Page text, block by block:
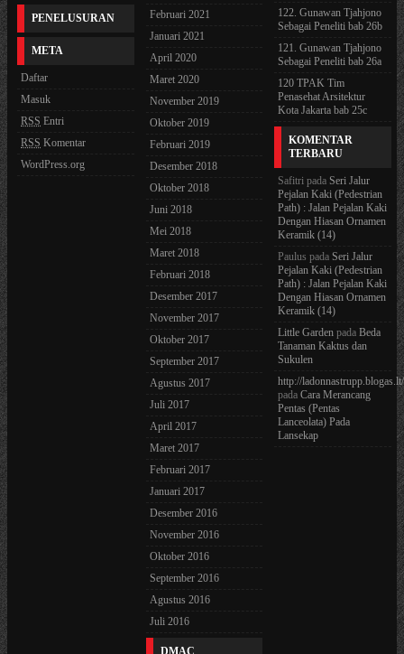
PENELUSURAN
META
Daftar
Masuk
RSS Entri
RSS Komentar
WordPress.org
Februari 2021
Januari 2021
April 2020
Maret 2020
November 2019
Oktober 2019
Februari 2019
Desember 2018
Oktober 2018
Juni 2018
Mei 2018
Maret 2018
Februari 2018
Desember 2017
November 2017
Oktober 2017
September 2017
Agustus 2017
Juli 2017
April 2017
Maret 2017
Februari 2017
Januari 2017
Desember 2016
November 2016
Oktober 2016
September 2016
Agustus 2016
Juli 2016
DMAC
122. Gunawan Tjahjono
Sebagai Peneliti bab 26b
121. Gunawan Tjahjono
Sebagai Peneliti bab 26a
120 TPAK Tim
Penasehat Arsitektur
Kota Jakarta bab 25c
KOMENTAR
TERBARU
Safitri padaSeri Jalur
Pejalan Kaki (Pedestrian
Path) : Jalan Pejalan Kaki
Dengan Hiasan Ornamen
Keramik (14)
Paulus padaSeri Jalur
Pejalan Kaki (Pedestrian
Path) : Jalan Pejalan Kaki
Dengan Hiasan Ornamen
Keramik (14)
Little Garden padaBeda
Tanaman Kaktus dan
Sukulen
http://ladonnastrupp.blogas.lt/
padaCara Merancang
Pentas (Pentas
Lanceolata) Pada
Lansekap